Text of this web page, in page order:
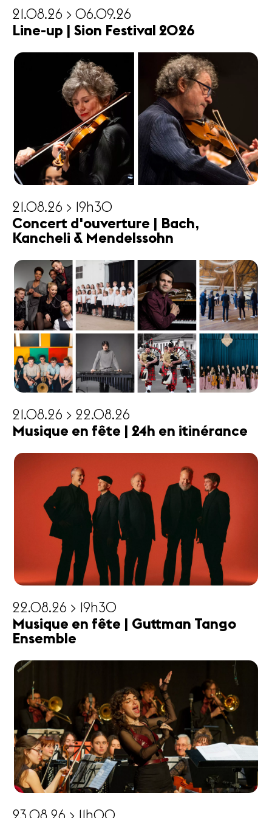
21.08.26 > 06.09.26
Line-up | Sion Festival 2026
21.08.26 > 19h30
Concert d'ouverture | Bach,
Kancheli & Mendelssohn
21.08.26 > 22.08.26
Musique en fête | 24h en itinérance
22.08.26 > 19h30
Musique en fête | Guttman Tango
Ensemble